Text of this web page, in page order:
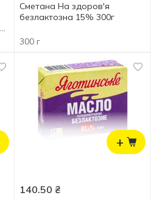
Сметана На здоров'я
безлактозна 15% 300г
300 г
+
140.50 ₴